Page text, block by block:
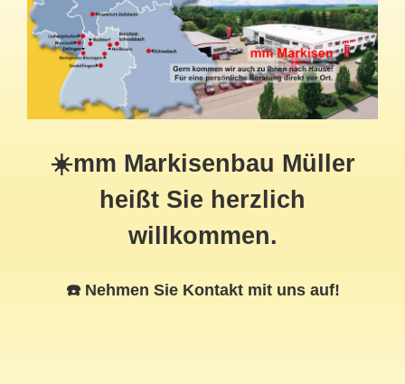
☀️mm Markisenbau Müller
heißt Sie herzlich
willkommen.
☎️ Nehmen Sie Kontakt mit uns auf!